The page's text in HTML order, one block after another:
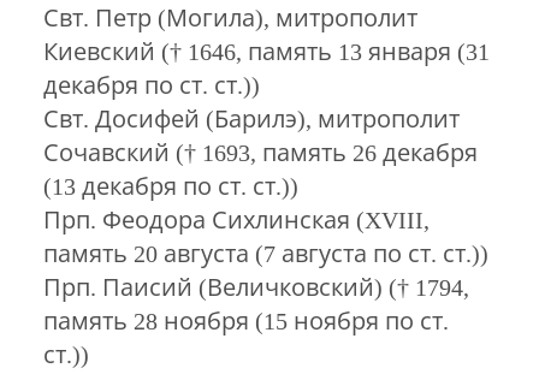
Свт. Петр (Могила), митрополит
Киевский († 1646, память 13 января (31
декабря по ст. ст.))
Свт. Досифей (Барилэ), митрополит
Сочавский († 1693, память 26 декабря
(13 декабря по ст. ст.))
Прп. Феодора Сихлинская (XVIII,
память 20 августа (7 августа по ст. ст.))
Прп. Паисий (Величковский) († 1794,
память 28 ноября (15 ноября по ст.
ст.))